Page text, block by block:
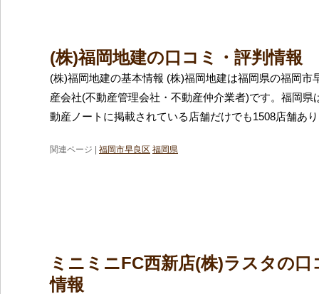
(株)福岡地建の口コミ・評判情報
(株)福岡地建の基本情報 (株)福岡地建は福岡県の福岡市
産会社(不動産管理会社・不動産仲介業者)です。福岡県
動産ノートに掲載されている店舗だけでも1508店舗あ
関連ページ | 福岡市早良区 福岡県
ミニミニFC西新店(株)ラスタの口
情報